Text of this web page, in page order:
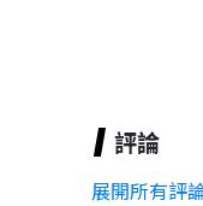
評論
展開所有評